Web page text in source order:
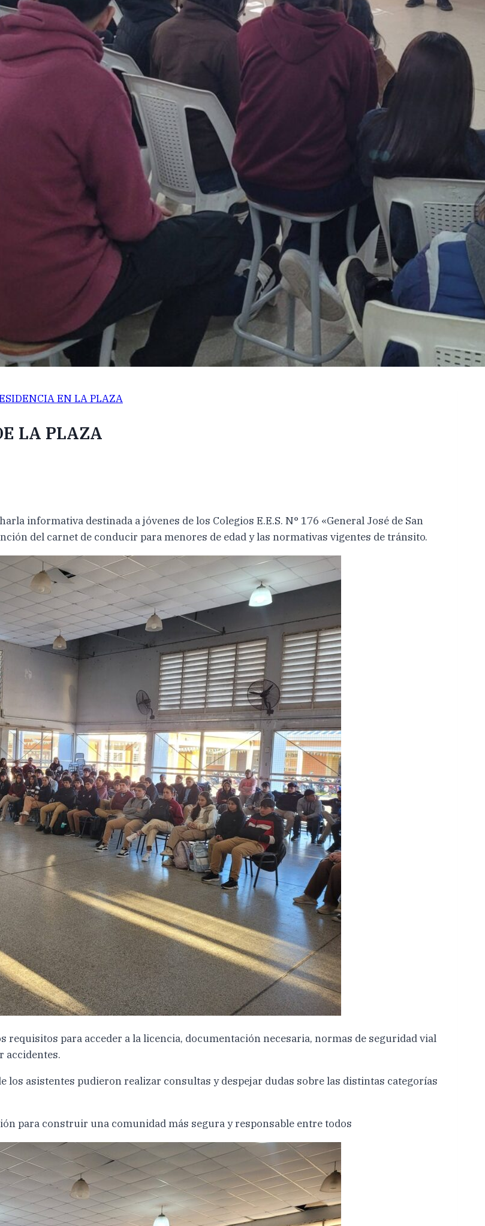
EN LA PLAZA
LA PLAZA
informativa destinada a jóvenes de los Colegios E.E.S. N° 176 «General José de San
del carnet de conducir para menores de edad y las normativas vigentes de tránsito.
para acceder a la licencia, documentación necesaria, normas de seguridad vial
accidentes.
los asistentes pudieron realizar consultas y despejar dudas sobre las distintas categorías
para construir una comunidad más segura y responsable entre todos